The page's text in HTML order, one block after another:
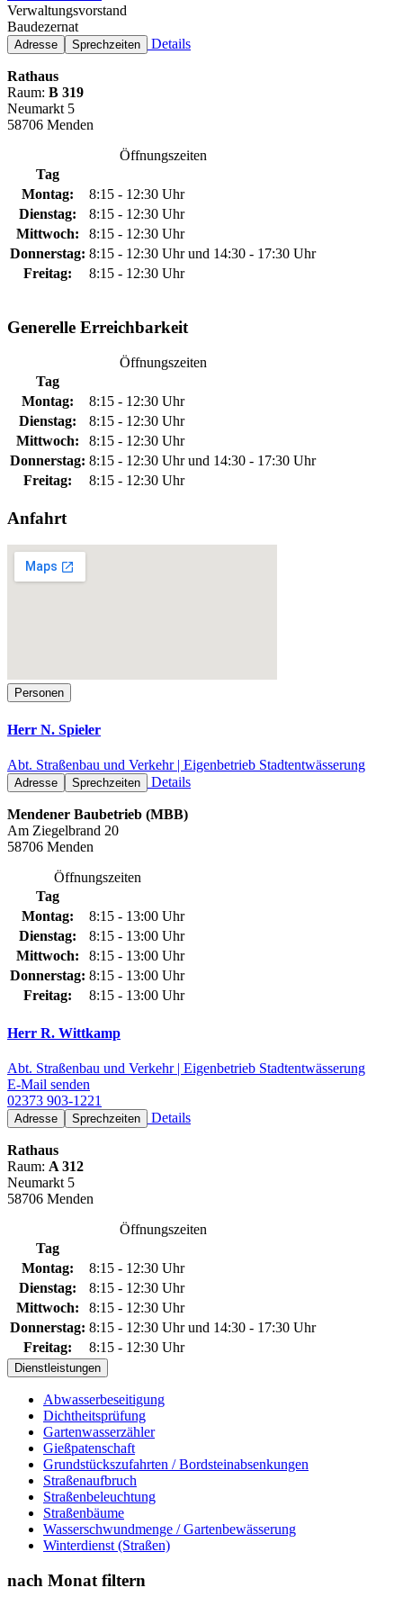
Verwaltungsvorstand
Baudezernat
Adresse Sprechzeiten Details
Rathaus
Raum: B 319
Neumarkt 5
58706 Menden
Öffnungszeiten
Tag
Montag:
8:15 - 12:30 Uhr
Dienstag:
8:15 - 12:30 Uhr
Mittwoch:
8:15 - 12:30 Uhr
Donnerstag: 8:15 - 12:30 Uhr und 14:30 - 17:30 Uhr
Freitag:
8:15 - 12:30 Uhr
Generelle Erreichbarkeit
Öffnungszeiten
Tag
Montag:
8:15 - 12:30 Uhr
Dienstag:
8:15 - 12:30 Uhr
Mittwoch:
8:15 - 12:30 Uhr
Donnerstag: 8:15 - 12:30 Uhr und 14:30 - 17:30 Uhr
Freitag:
8:15 - 12:30 Uhr
Anfahrt
Personen
Herr N. Spieler
Abt. Straßenbau und Verkehr | Eigenbetrieb Stadtentwässerung
Adresse Sprechzeiten Details
Mendener Baubetrieb (MBB)
Am Ziegelbrand 20
58706 Menden
Öffnungszeiten
Tag
Montag:
8:15 - 13:00 Uhr
Dienstag:
8:15 - 13:00 Uhr
Mittwoch:
8:15 - 13:00 Uhr
Donnerstag: 8:15 - 13:00 Uhr
Freitag:
8:15 - 13:00 Uhr
Herr R. Wittkamp
Abt. Straßenbau und Verkehr | Eigenbetrieb Stadtentwässerung
E-Mail senden
02373 903-1221
Adresse Sprechzeiten Details
Rathaus
Raum: A 312
Neumarkt 5
58706 Menden
Öffnungszeiten
Tag
Montag:
8:15 - 12:30 Uhr
Dienstag:
8:15 - 12:30 Uhr
Mittwoch:
8:15 - 12:30 Uhr
Donnerstag: 8:15 - 12:30 Uhr und 14:30 - 17:30 Uhr
Freitag:
8:15 - 12:30 Uhr
Dienstleistungen
Abwasserbeseitigung
Dichtheitsprüfung
Gartenwasserzähler
Gießpatenschaft
Grundstückszufahrten / Bordsteinabsenkungen
Straßenaufbruch
Straßenbeleuchtung
Straßenbäume
Wasserschwundmenge / Gartenbewässerung
Winterdienst (Straßen)
nach Monat filtern